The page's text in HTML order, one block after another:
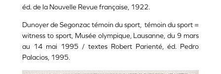
éd. de la Nouvelle Revue française, 1922.
Dunoyer de Segonzac témoin du sport, témoin du sport =
witness to sport, Musée olympique, Lausanne, du 9 mars
au 14 mai 1995 / textes Robert Parienté, éd. Pedro
Palacios, 1995.